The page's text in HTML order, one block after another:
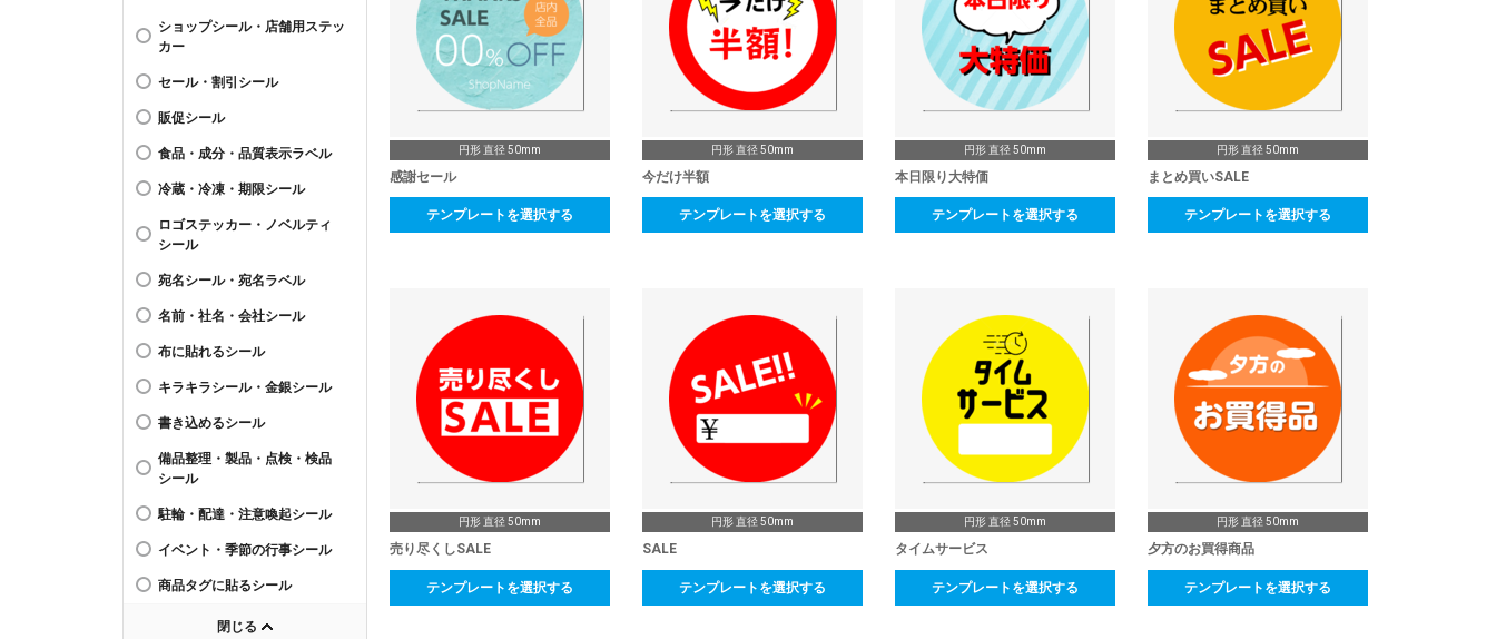
ショップシール・店舗用ステッ
カー
セール・割引シール
販促シール
食品・成分・品質表示ラベル
冷蔵・冷凍・期限シール
ロゴステッカー・ノベルティ
シール
宛名シール・宛名ラベル
名前・社名・会社シール
布に貼れるシール
キラキラシール・金銀シール
書き込めるシール
備品整理・製品・点検・検品
シール
駐輪・配達・注意喚起シール
イベント・季節の行事シール
商品タグに貼るシール
閉じる
円形 直径 50mm
感謝セール
テンプレートを選択する
円形 直径 50mm
今だけ半額
テンプレートを選択する
円形 直径 50mm
本日限り大特価
テンプレートを選択する
円形 直径 50mm
まとめ買いSALE
テンプレートを選択する
円形 直径 50mm
売り尽くしSALE
テンプレートを選択する
円形 直径 50mm
SALE
テンプレートを選択する
円形 直径 50mm
タイムサービス
テンプレートを選択する
円形 直径 50mm
夕方のお買得商品
テンプレートを選択する